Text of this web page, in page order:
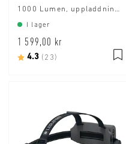
1000 Lumen, uppladdningsbart batteri
I lager
1 599,00 kr
Betyg:
4.3 (23) utav 5 stjärnor